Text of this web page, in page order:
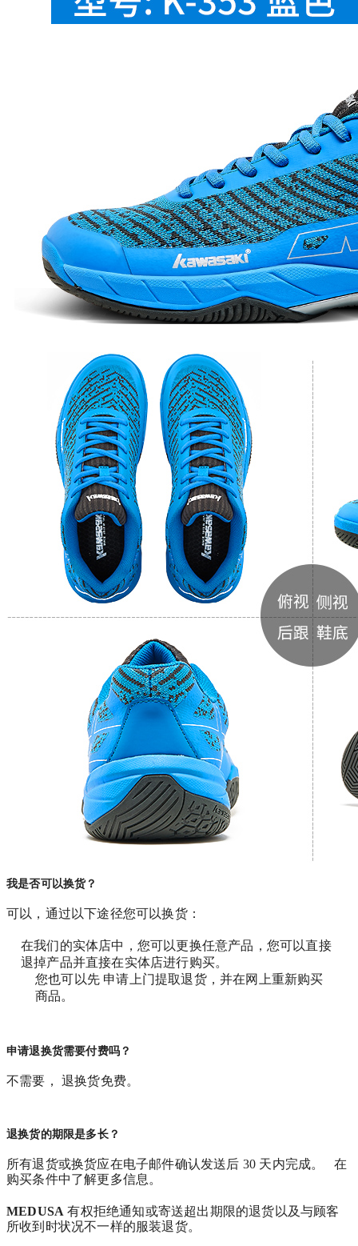
我是否可以换货？
可以，通过以下途径您可以换货：
在我们的实体店中，您可以更换任意产品，您可以直接
退掉产品并直接在实体店进行购买。
您也可以先 申请上门提取退货，并在网上重新购买
商品。
申请退换货需要付费吗？
不需要， 退换货免费。
退换货的期限是多长？
所有退货或换货应在电子邮件确认发送后 30 天内完成。 在
购买条件中了解更多信息。
MEDUSA有权拒绝通知或寄送超出期限的退货以及与顾客
所收到时状况不一样的服装退货。